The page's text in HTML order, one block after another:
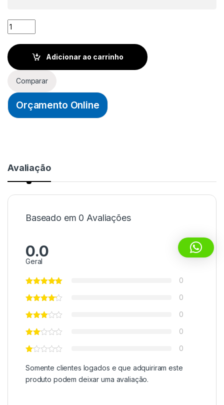
PARAFUSO SEXTAVADO MA ZB 6X50MM - VONDER
Adicionar ao carrinho
Comparar
Orçamento Online
Avaliação
Baseado em 0 Avaliações
0.0
Geral
0
0
0
0
0
Somente clientes logados e que adquiriram este
produto podem deixar uma avaliação.